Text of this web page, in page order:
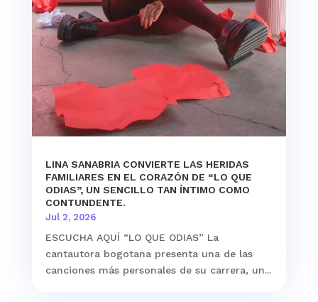
LINA SANABRIA CONVIERTE LAS HERIDAS
FAMILIARES EN EL CORAZÓN DE “LO QUE
ODIAS”, UN SENCILLO TAN ÍNTIMO COMO
CONTUNDENTE.
Jul 2, 2026
ESCUCHA AQUÍ “LO QUE ODIAS” La
cantautora bogotana presenta una de las
canciones más personales de su carrera, un...